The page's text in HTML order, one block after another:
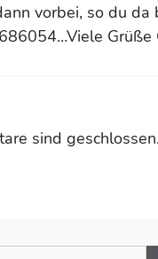
vorbei, so du da
Grüße
sind geschlossen.